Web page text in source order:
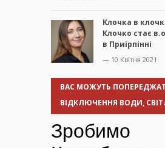
Клочка в
Клочко стає
в Приірпінні
— 10 Квітня 2021
ВАС МОЖУТЬ
ВІДКЛЮЧЕННЯ ВОДИ,